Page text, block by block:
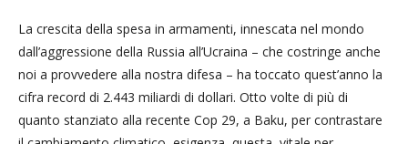
La crescita della spesa in armamenti, innescata nel mondo
dall’aggressione della Russia all’Ucraina – che costringe anche
noi a provvedere alla nostra difesa – ha toccato quest’anno la
cifra record di 2.443 miliardi di dollari. Otto volte di più di
quanto stanziato alla recente Cop 29, a Baku, per contrastare